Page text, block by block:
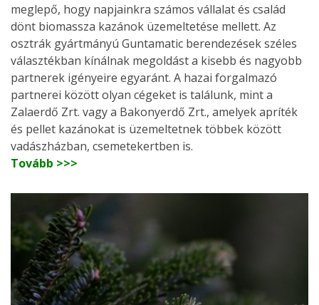
meglepő, hogy napjainkra számos vállalat és család
dönt biomassza kazánok üzemeltetése mellett. Az
osztrák gyártmányú Guntamatic berendezések széles
választékban kínálnak megoldást a kisebb és nagyobb
partnerek igényeire egyaránt. A hazai forgalmazó
partnerei között olyan cégeket is találunk, mint a
Zalaerdő Zrt. vagy a Bakonyerdő Zrt., amelyek apríték
és pellet kazánokat is üzemeltetnek többek között
vadászházban, csemetekertben is.
Tovább >>>